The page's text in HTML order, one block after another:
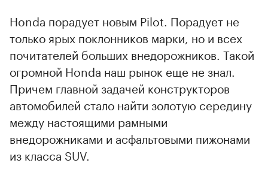
Honda порадует новым Pilot. Порадует не
только ярых поклонников марки, но и всех
почитателей больших внедорожников. Такой
огромной Honda наш рынок еще не знал.
Причем главной задачей конструкторов
автомобилей стало найти золотую середину
между настоящими рамными
внедорожниками и асфальтовыми пижонами
из класса SUV.